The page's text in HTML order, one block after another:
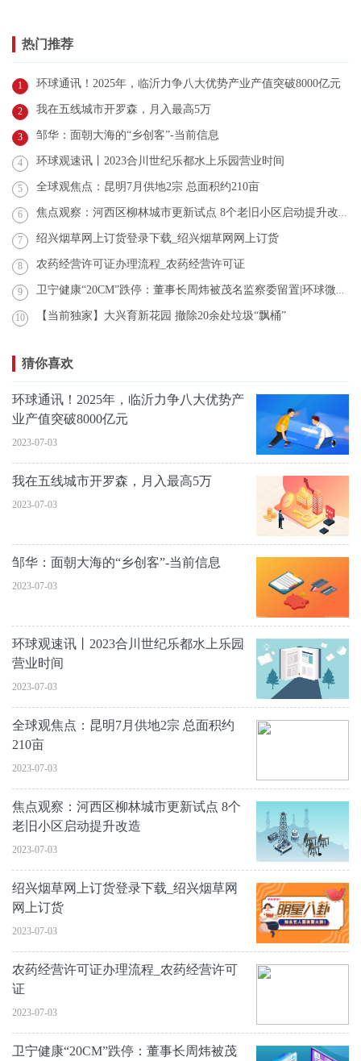
热门推荐
1 环球通讯！2025年，临沂力争八大优势产业产值突破8000亿元
2 我在五线城市开罗森，月入最高5万
3 邹华：面朝大海的“乡创客”-当前信息
4 环球观速讯丨2023合川世纪乐都水上乐园营业时间
5 全球观焦点：昆明7月供地2宗 总面积约210亩
6 焦点观察：河西区柳林城市更新试点 8个老旧小区启动提升改造
7 绍兴烟草网上订货登录下载_绍兴烟草网网上订货
8 农药经营许可证办理流程_农药经营许可证
9 卫宁健康“20CM”跌停：董事长周炜被茂名监察委留置|环球微资讯
10 【当前独家】大兴育新花园 撤除20余处垃圾“飘桶”
猜你喜欢
环球通讯！2025年，临沂力争八大优势产
业产值突破8000亿元
2023-07-03
我在五线城市开罗森，月入最高5万
2023-07-03
邹华：面朝大海的“乡创客”-当前信息
2023-07-03
环球观速讯丨2023合川世纪乐都水上乐园
营业时间
2023-07-03
全球观焦点：昆明7月供地2宗 总面积约
210亩
2023-07-03
焦点观察：河西区柳林城市更新试点 8个
老旧小区启动提升改造
2023-07-03
绍兴烟草网上订货登录下载_绍兴烟草网
网上订货
2023-07-03
农药经营许可证办理流程_农药经营许可
证
2023-07-03
卫宁健康“20CM”跌停：董事长周炜被茂